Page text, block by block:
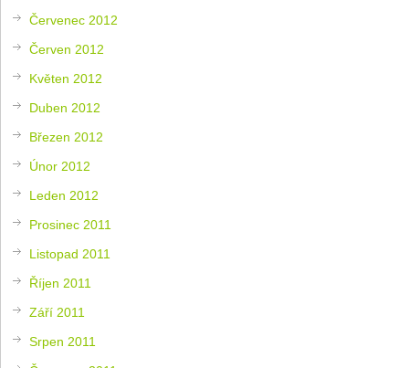
Červenec 2012
Červen 2012
Květen 2012
Duben 2012
Březen 2012
Únor 2012
Leden 2012
Prosinec 2011
Listopad 2011
Říjen 2011
Září 2011
Srpen 2011